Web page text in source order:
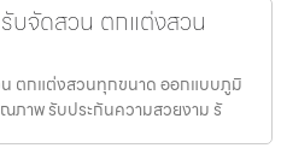
บจัดสวน ตกแต่งสวน
ตกแต่งสวนทุกขนาด ออกแบบภูมิ
ภาพ รับประกันความสวยงาม รั